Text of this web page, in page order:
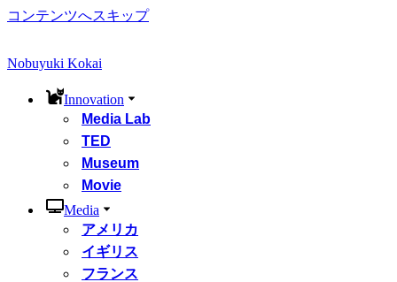
コンテンツへスキップ
Nobuyuki Kokai
Innovation
Media Lab
TED
Museum
Movie
Media
アメリカ
イギリス
フランス